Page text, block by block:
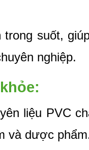
trong suốt,
nghiệp.
liệu PVC
và dược